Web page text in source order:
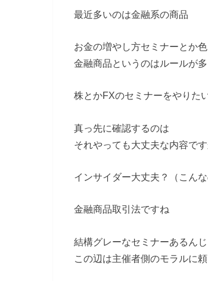
最近多いのは金融系の商品
お金の増やし方セミナーとか
金融商品というのはルールが
株とかFXのセミナーをやりた
真っ先に確認するのは
それやっても大丈夫な内容で
インサイダー大丈夫？（こん
金融商品取引法ですね
結構グレーなセミナーあるん
この辺は主催者側のモラルに